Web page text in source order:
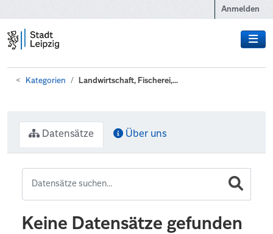
Anmelden
Kategorien Landwirtschaft, Fischerei,...
Datensätze Über uns
Keine Datensätze gefunden